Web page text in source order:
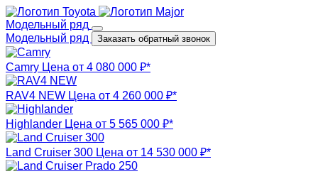
Модельный ряд
Модельный ряд
Заказать обратный звонок
Camry Цена от 4 080 000 ₽*
RAV4 NEW Цена от 4 260 000 ₽*
Highlander Цена от 5 565 000 ₽*
Land Cruiser 300 Цена от 14 530 000 ₽*